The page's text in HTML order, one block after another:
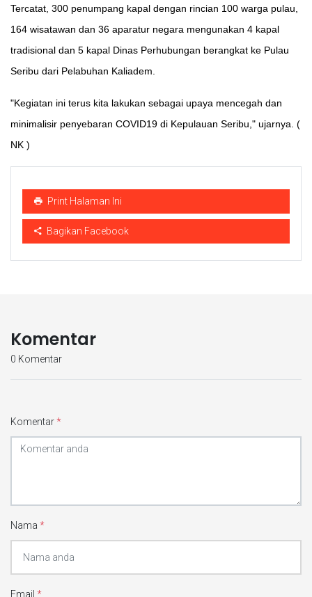
Tercatat, 300 penumpang kapal dengan rincian 100 warga pulau,
164 wisatawan dan 36 aparatur negara mengunakan 4 kapal
tradisional dan 5 kapal Dinas Perhubungan berangkat ke Pulau
Seribu dari Pelabuhan Kaliadem.
"Kegiatan ini terus kita lakukan sebagai upaya mencegah dan
minimalisir penyebaran COVID19 di Kepulauan Seribu," ujarnya. (
NK )
Print Halaman Ini
Bagikan Facebook
Komentar
0 Komentar
Komentar*
Nama *
Email *